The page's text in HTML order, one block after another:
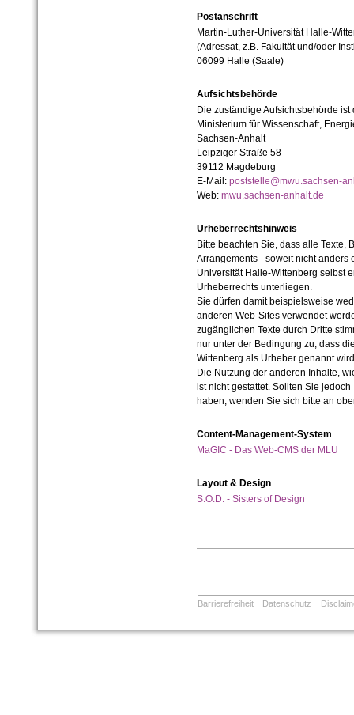
Postanschrift
Martin-Luther-Universität Halle-
(Adressat, z.B. Fakultät und/oder
06099 Halle (Saale)
Aufsichtsbehörde
Die zuständige Aufsichtsbehörde ist
Ministerium für Wissenschaft,
Sachsen-Anhalt
Leipziger Straße 58
39112 Magdeburg
E-Mail: poststelle@mwu.sachsen-
Web: mwu.sachsen-anhalt.de
Urheberrechtshinweis
Bitte beachten Sie, dass alle Texte,
Arrangements - soweit nicht anders
Universität Halle-Wittenberg selbst
Urheberrechts unterliegen.
Sie dürfen damit beispielsweise
anderen Web-Sites verwendet
zugänglichen Texte durch Dritte
nur unter der Bedingung zu, dass
Wittenberg als Urheber genannt
Die Nutzung der anderen Inhalte,
ist nicht gestattet. Sollten Sie
haben, wenden Sie sich bitte an
Content-Management-System
MaGIC - Das Web-CMS der MLU
Layout & Design
S.O.D. - Sisters of Design
Barrierefreiheit Datenschutz